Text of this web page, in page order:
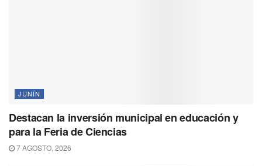
JUNÍN
Destacan la inversión municipal en educación y
para la Feria de Ciencias
7 AGOSTO, 2026